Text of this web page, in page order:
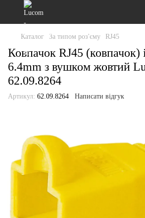
Каталог За типом роз'єму RJ45
Ковпачок RJ45
6.4mm з вушком жовтий
62.09.8264
Артикул: 62.09.8264 Написати відгук